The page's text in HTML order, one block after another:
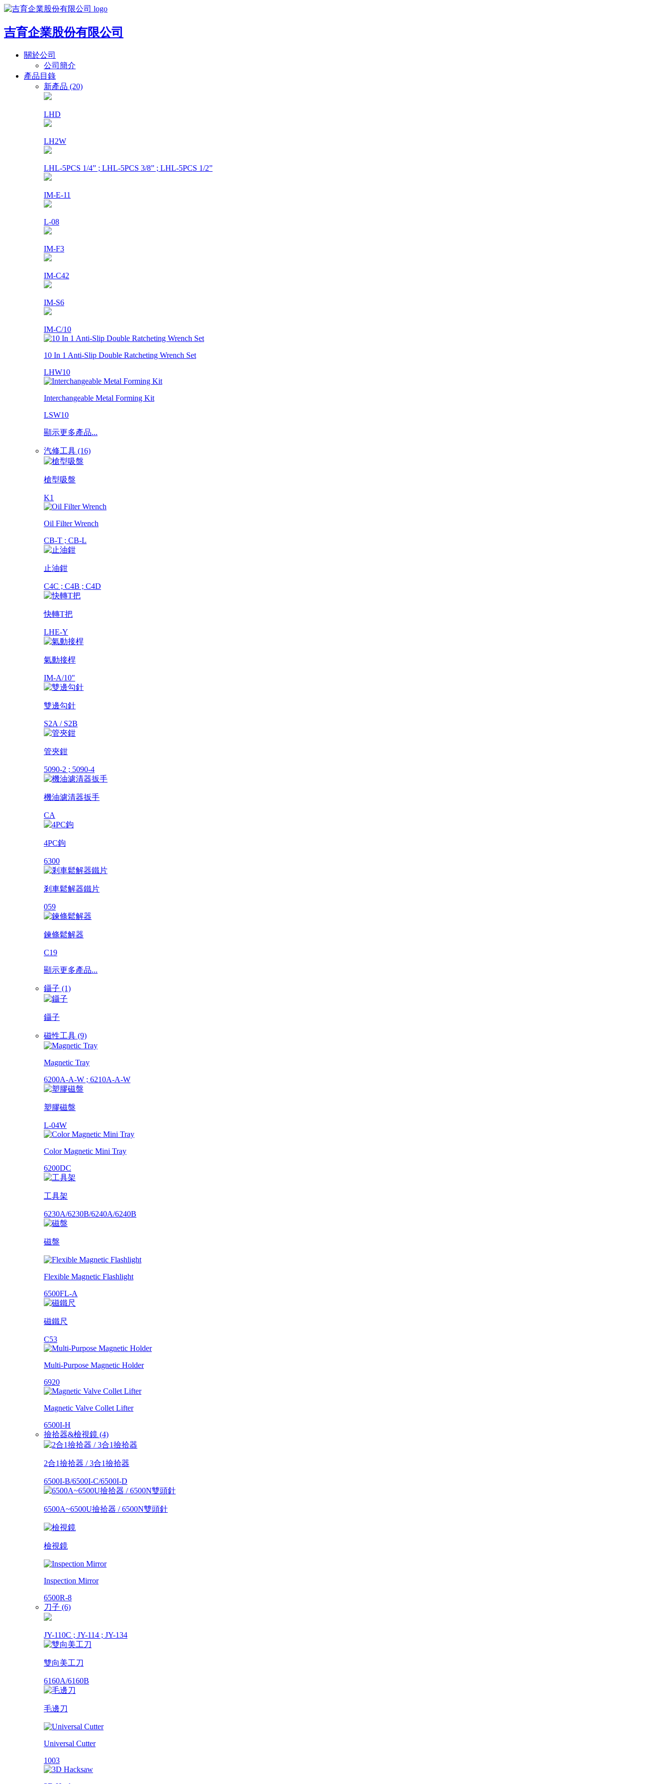
吉育企業股份有限公司
關於公司
公司簡介
產品目錄
新產品 (20)
LHD
LH2W
LHL-5PCS 1/4” ; LHL-5PCS 3/8” ; LHL-5PCS 1/2”
IM-E-11
L-08
IM-F3
IM-C42
IM-S6
IM-C/10
10 In 1 Anti-Slip Double Ratcheting Wrench Set
LHW10
Interchangeable Metal Forming Kit
LSW10
顯示更多產品...
汽修工具 (16)
槍型吸盤
K1
Oil Filter Wrench
CB-T ; CB-L
止油鉗
C4C ; C4B ; C4D
快轉T把
LHE-Y
氣動接桿
IM-A/10"
雙邊勾針
S2A / S2B
管夾鉗
5090-2 ; 5090-4
機油濾清器扳手
CA
4PC鉤
6300
剎車鬆解器鐵片
059
鍊條鬆解器
C19
顯示更多產品...
鑷子 (1)
鑷子
磁性工具 (9)
Magnetic Tray
6200A-A-W ; 6210A-A-W
塑膠磁盤
L-04W
Color Magnetic Mini Tray
6200DC
工具架
6230A/6230B/6240A/6240B
磁盤
Flexible Magnetic Flashlight
6500FL-A
磁鐵尺
C53
Multi-Purpose Magnetic Holder
6920
Magnetic Valve Collet Lifter
6500I-H
撿拾器&檢視鏡 (4)
2合1撿拾器 / 3合1撿拾器
6500I-B/6500I-C/6500I-D
6500A~6500U撿拾器 / 6500N雙頭針
檢視鏡
Inspection Mirror
6500R-8
刀子 (6)
JY-110C ; JY-114 ; JY-134
雙向美工刀
6160A/6160B
毛邊刀
Universal Cutter
1003